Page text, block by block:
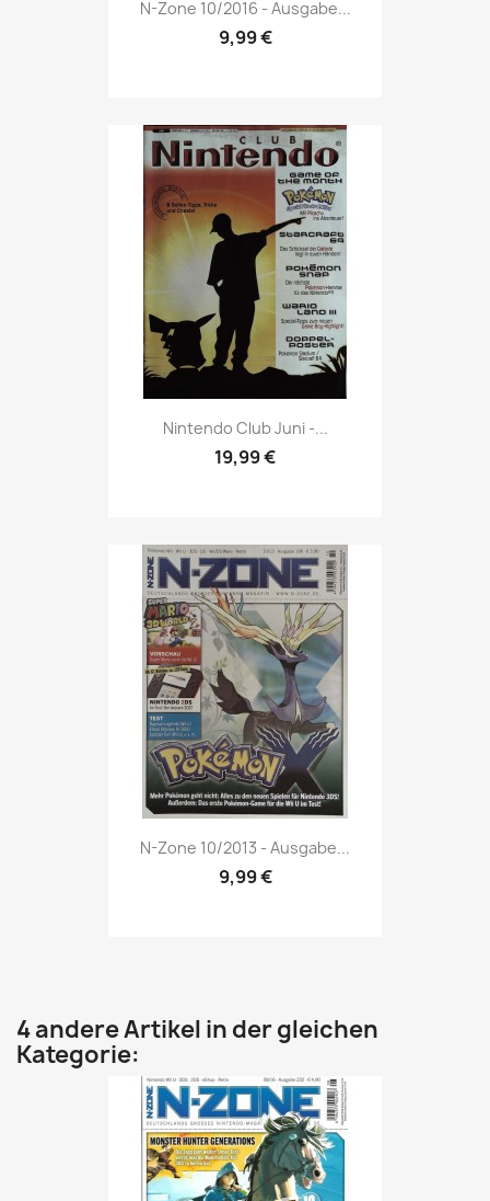
N-Zone 10/2016 - Ausgabe...
9,99 €
Vorschau
Nintendo Club Juni -...
19,99 €
Vorschau
N-Zone 10/2013 - Ausgabe...
9,99 €
4 andere Artikel in der gleichen
Kategorie: